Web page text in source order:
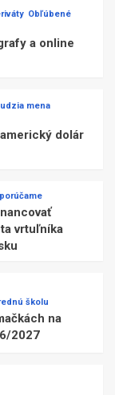
Obľúbené
a online
mena
americký dolár
vrtuľníka
školu
na
2027